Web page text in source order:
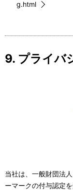
g.html
9. プライバ
当社は、一般財団法
ーマークの付与認定を